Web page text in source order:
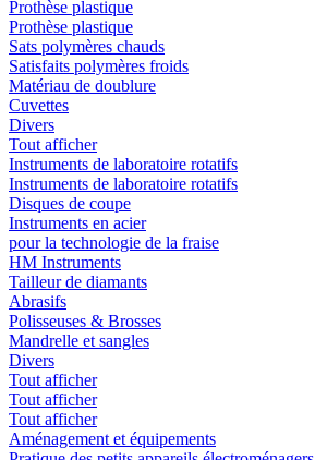
Prothèse plastique
Prothèse plastique
Sats polymères chauds
Satisfaits polymères froids
Matériau de doublure
Cuvettes
Divers
Tout afficher
Instruments de laboratoire rotatifs
Instruments de laboratoire rotatifs
Disques de coupe
Instruments en acier
pour la technologie de la fraise
HM Instruments
Tailleur de diamants
Abrasifs
Polisseuses & Brosses
Mandrelle et sangles
Divers
Tout afficher
Tout afficher
Tout afficher
Aménagement et équipements